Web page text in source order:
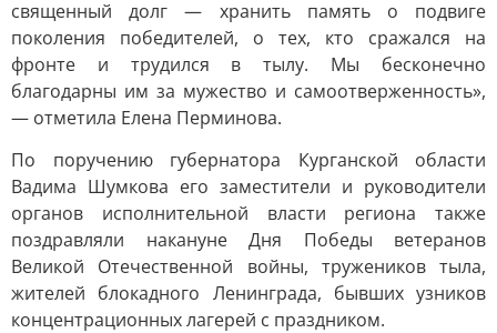
священный долг — хранить память о подвиге
поколения победителей, о тех, кто сражался на
фронте и трудился в тылу. Мы бесконечно
благодарны им за мужество и самоотверженность»,
— отметила Елена Перминова.
По поручению губернатора Курганской области
Вадима Шумкова его заместители и руководители
органов исполнительной власти региона также
поздравляли накануне Дня Победы ветеранов
Великой Отечественной войны, тружеников тыла,
жителей блокадного Ленинграда, бывших узников
концентрационных лагерей с праздником.